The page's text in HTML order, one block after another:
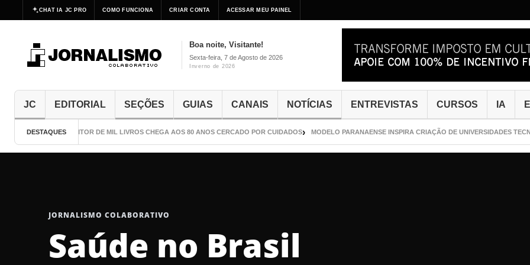
CHAT IA JC PRO COMO FUNCIONA CRIAR CONTA ACESSAR MEU PAINEL
Boa noite, Visitante!
Sexta-feira, 7 de Agosto de 2026
Inverno de 2026
JC EDITORIAL SEÇÕES GUIAS CANAIS NOTÍCIAS ENTREVISTAS CURSOS IA
DESTAQUESO ESCRITOR DE MIL LIVROS CHEGA AOS 80 ANOS CERCADO POR CUIDADOS MODELO PARANAENSE INSPIRA CRIAÇÃO DE UNIVERSIDADES
JORNALISMO COLABORATIVO
Saúde no Brasil